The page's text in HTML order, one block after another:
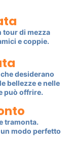
tour di mezza
e coppie.
desiderano
bellezze e nelle
può offrire.
tramonta.
modo perfetto